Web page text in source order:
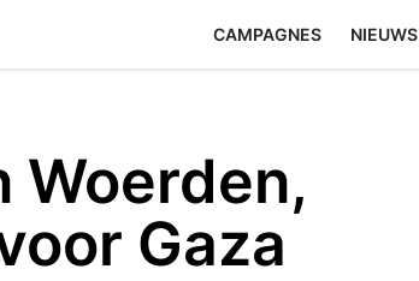
CAMPAGNES NIEUWS
Woerden,
Gaza